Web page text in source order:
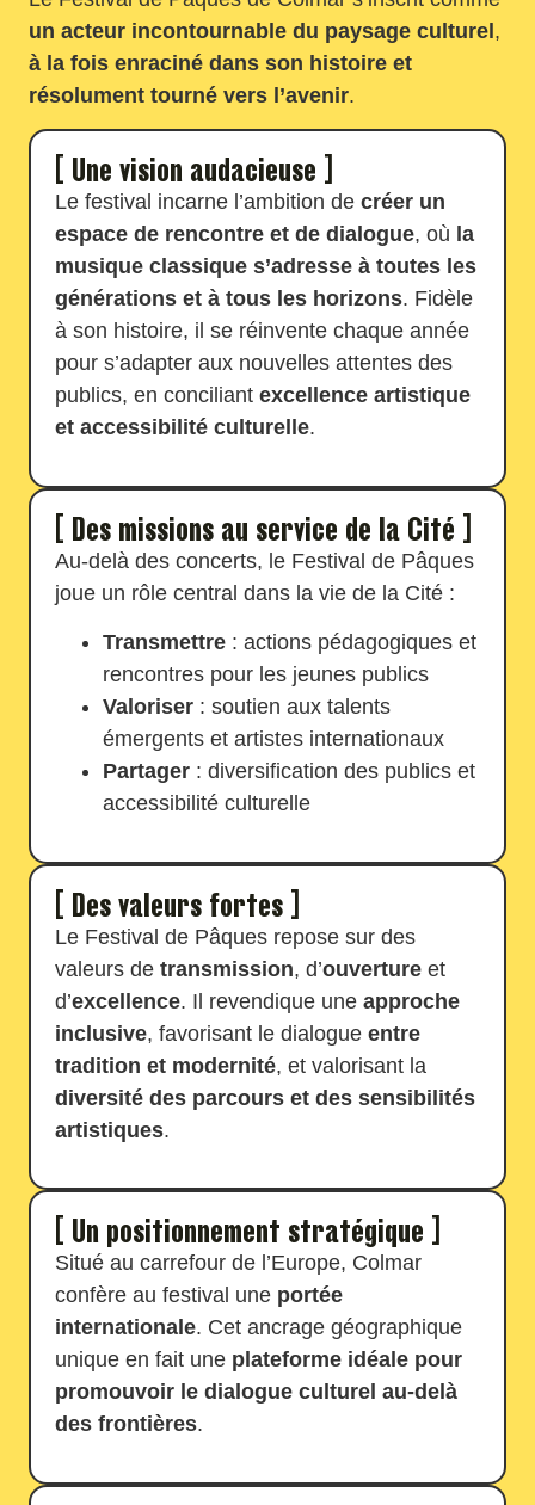
un acteur incontournable du paysage culturel,
à la fois enraciné dans son histoire et
résolument tourné vers l’avenir.
[ Une vision audacieuse ]
Le festival incarne l’ambition de créer un
espace de rencontre et de dialogue, où la
musique classique s’adresse à toutes les
générations et à tous les horizons. Fidèle
à son histoire, il se réinvente chaque année
pour s’adapter aux nouvelles attentes des
publics, en conciliant excellence artistique
et accessibilité culturelle.
[ Des missions au service de la Cité ]
Au-delà des concerts, le Festival de Pâques
joue un rôle central dans la vie de la Cité :
Transmettre : actions pédagogiques et
rencontres pour les jeunes publics
Valoriser : soutien aux talents
émergents et artistes internationaux
Partager : diversification des publics et
accessibilité culturelle
[ Des valeurs fortes ]
Le Festival de Pâques repose sur des
valeurs de transmission, d’ouverture et
d’excellence. Il revendique une approche
inclusive, favorisant le dialogue entre
tradition et modernité, et valorisant la
diversité des parcours et des sensibilités
artistiques.
[ Un positionnement stratégique ]
Situé au carrefour de l’Europe, Colmar
confère au festival une portée
internationale. Cet ancrage géographique
unique en fait une plateforme idéale pour
promouvoir le dialogue culturel au-delà
des frontières.